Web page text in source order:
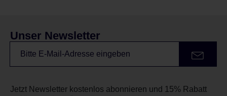
Unser Newsletter
Jetzt Newsletter kostenlos abonnieren und 15% Rabatt